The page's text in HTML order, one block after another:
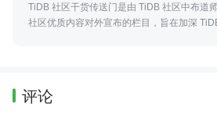
TiDB 社区干货传送门是由 TiDB 社区中布道
社区优质内容对外宣布的栏目，旨在加深
评论